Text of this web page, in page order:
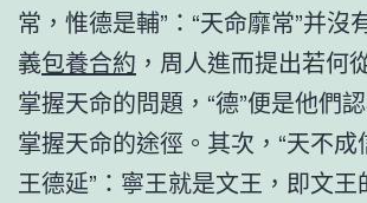
常，惟德是輔”：“天命靡常”并沒
義包養合約 ，周人進而提出若何
掌握天命的問題，“德”便是他們
掌握天命的途徑。其次，“天不
王德延”：寧王就是文王，即文